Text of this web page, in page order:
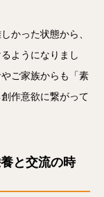
かった状態から、
ようになりまし
ご家族からも「素
作意欲に繋がって
と交流の時